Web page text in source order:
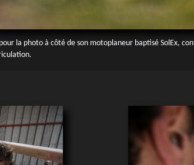
la photo à côté de son motoplaneur baptisé SolEx,